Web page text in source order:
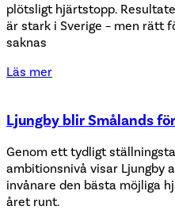
plötsligt hjärtstopp.
är stark i Sverige – men rätt
saknas
Läs mer
Ljungby blir Smålands
Genom ett tydligt
ambitionsnivå visar Ljungby
invånare den bästa möjliga
året runt.